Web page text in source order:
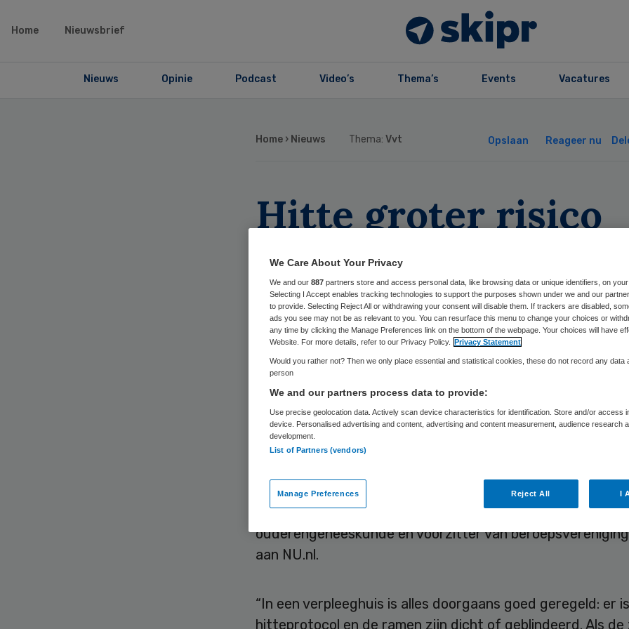
Home Nieuwsbrief
Nieuws Opinie Podcast Video’s Thema’s Events Vacatures
Home › Nieuws Thema:Vvt Opslaan Reageer nu
Hitte groter risico
voor thuiswonende
oudere dan voor
Skipr Redactie 23 juni 2026,14:49
Op deze warme dagen lopen niet de
Vanwege hun zelfstandigheid is het veel lastiger om hen
door te helpen. Dat vertelt Jacqueline de Groot, specialist
ouderengeneeskunde en voorzitter van
aan NU.nl.
“In een verpleeghuis is alles doorgaans goed geregeld: er
hitteprotocol en de ramen zijn dicht of geblindeerd. Als de
We Care About Your Privacy
We and our 887 partners store and access personal data, like browsing data or unique identifiers, on your
Selecting I Accept enables tracking technologies to support the purposes shown under we and our
to provide. Selecting Reject All or withdrawing your consent will disable them. If trackers are disabled,
ads you see may not be as relevant to you. You can resurface this menu to change your choices or
any time by clicking the Manage Preferences link on the bottom of the webpage. Your choices will have
Website. For more details, refer to our Privacy Policy. Privacy Statement
Would you rather not? Then we only place essential and statistical cookies, these do not record any data
person
We and our partners process data to provide:
Use precise geolocation data. Actively scan device characteristics for identification. Store and/or access
device. Personalised advertising and content, advertising and content measurement, audience research
development.
List of Partners (vendors)
Manage Preferences Reject All I